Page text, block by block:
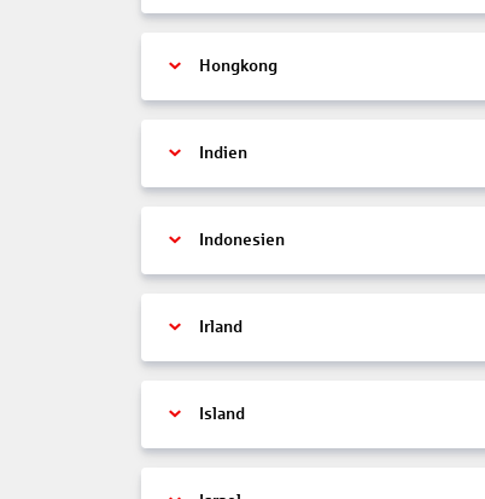
Hongkong
Indien
Indonesien
Irland
Island